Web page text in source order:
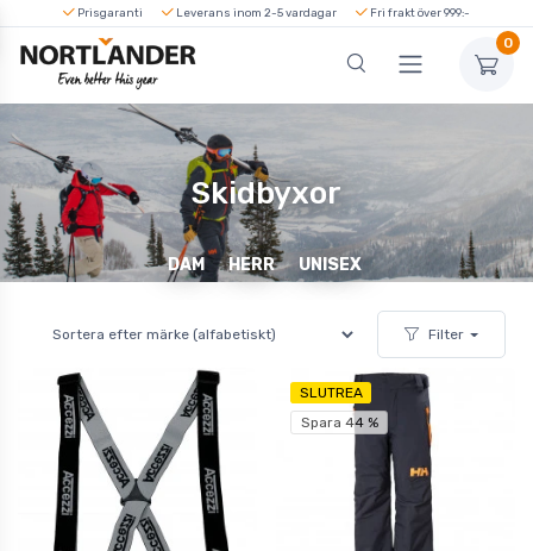
Prisgaranti Leverans inom 2-5 vardagar Fri frakt över 999:-
0
Skidbyxor
DAM HERR UNISEX
Filter
SLUTREA
Spara 44 %